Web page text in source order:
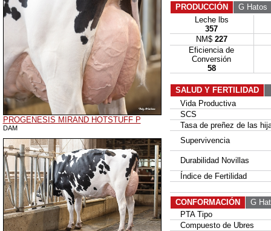
PROGENESIS MIRAND HOTSTUFF P
DAM
PRODUCCIÓN
G Hatos
Leche lbs
357
NM$ 227
Eficiencia de
Conversión
58
SALUD Y FERTILIDAD
Vida Productiva
SCS
Tasa de preñez de las
Supervivencia
Durabilidad Novillas
Índice de Fertilidad
CONFORMACIÓN
G
PTA Tipo
Compuesto de Ubres